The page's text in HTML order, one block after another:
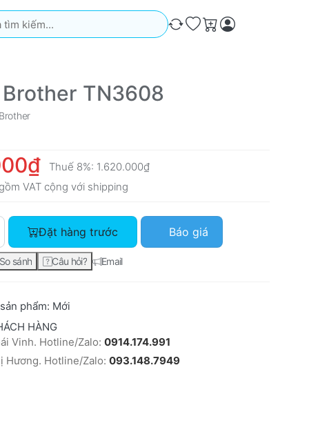
Kết quả sẽ tự động xuất hiện khi bạn nhập. Nhấn phím
So sánh
Ưa thích
Giỏ hàng
TN3608
Thuế 8%: 1.620.000₫
VAT cộng với shipping
Đặt hàng trước Báo giá
So sánh Câu hỏi? Email
phẩm: Mới
HÀNG
Vinh. Hotline/Zalo: 0914.174.991
Hương. Hotline/Zalo: 093.148.7949